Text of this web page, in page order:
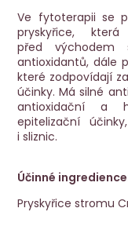
Ve fytoterapii se
pryskyřice,
před východem
antioxidantů, dále
které zodpovídají
účinky. Má silné
antioxidační a
epitelizační
i sliznic.
Účinné
Pryskyřice stromu